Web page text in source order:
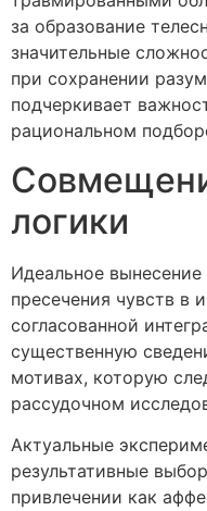
за образование
значительные
при сохранении
подчеркивает
рациональном
логики
Идеальное
пресечения чувств в
согласованной
существенную
мотивах, которую
рассудочном
Актуальные
результативные
привлечении как